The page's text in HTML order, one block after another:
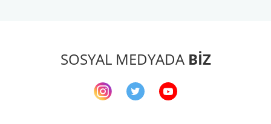
SOSYAL MEDYADA BİZ